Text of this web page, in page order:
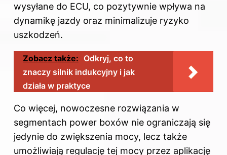
wysyłane do ECU, co pozytywnie wpływa na
dynamikę jazdy oraz minimalizuje ryzyko
uszkodzeń.
Zobacz także: Odkryj, co to
znaczy silnik indukcyjny i jak
działa w praktyce
Co więcej, nowoczesne rozwiązania w
segmentach power boxów nie ograniczają się
jedynie do zwiększenia mocy, lecz także
umożliwiają regulację tej mocy przez aplikację